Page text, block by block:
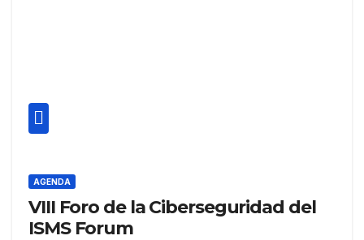
AGENDA
VIII Foro de la Ciberseguridad del
ISMS Forum